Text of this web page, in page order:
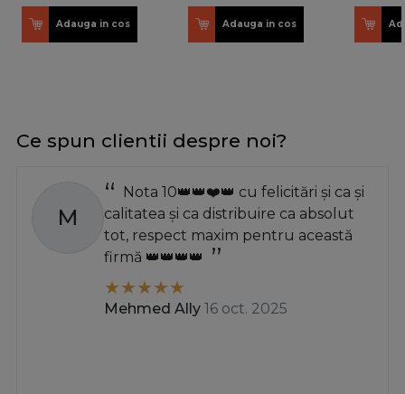
Adauga in cos Adauga in cos
Ce spun clientii despre noi?
M
Nota 10👑👑❤️👑 cu felicitări și ca și
calitatea și ca distribuire ca absolut
tot, respect maxim pentru această
firmă 👑👑👑👑
Mehmed Ally 16 oct. 2025